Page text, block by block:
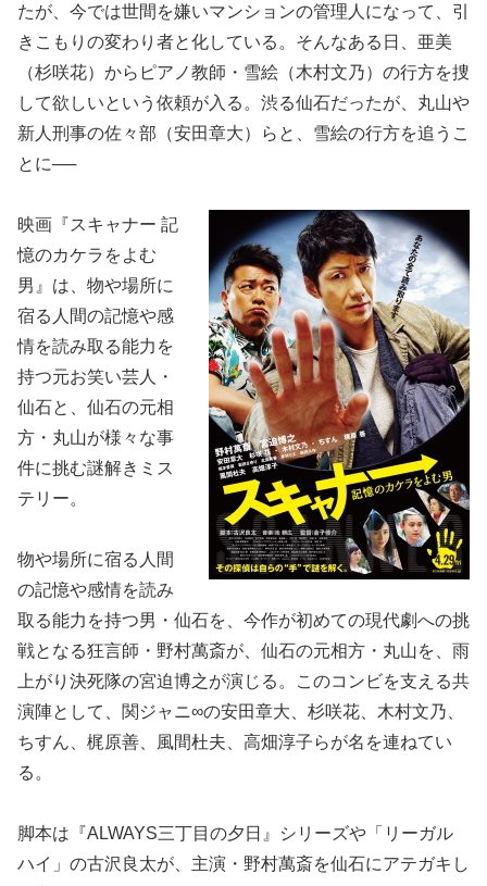
たが、今では世間を嫌いマンションの管理人になって、引
きこもりの変わり者と化している。そんなある日、亜美
（杉咲花）からピアノ教師・雪絵（木村文乃）の行方を捜
して欲しいという依頼が入る。渋る仙石だったが、丸山や
新人刑事の佐々部（安田章大）らと、雪絵の行方を追うこ
とに──
映画『スキャナー 記
憶のカケラをよむ
男』は、物や場所に
宿る人間の記憶や感
情を読み取る能力を
持つ元お笑い芸人・
仙石と、仙石の元相
方・丸山が様々な事
件に挑む謎解きミス
テリー。
物や場所に宿る人間
の記憶や感情を読み
取る能力を持つ男・仙石を、今作が初めての現代劇への挑
戦となる狂言師・野村萬斎が、仙石の元相方・丸山を、雨
上がり決死隊の宮迫博之が演じる。このコンビを支える共
演陣として、関ジャニ∞の安田章大、杉咲花、木村文乃、
ちすん、梶原善、風間杜夫、高畑淳子らが名を連ねてい
る。
脚本は『ALWAYS三丁目の夕日』シリーズや「リーガル
ハイ」の古沢良太が、主演・野村萬斎を仙石にアテガキし